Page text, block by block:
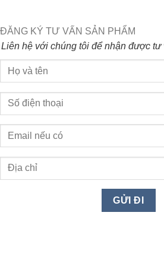
ĐĂNG KÝ TƯ VẤN SẢN PHẨM
Liên hệ với chúng tôi để nhận được tư